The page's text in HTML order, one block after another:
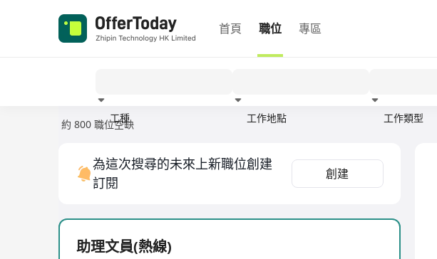
首頁 職位 專區
工種 工作地點 工作類型
約 800 職位空缺
為這次搜尋的未來上新職位創建
訂閱
創建
助理文員(熱線)